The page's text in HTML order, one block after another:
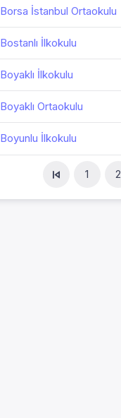
Borsa İstanbul Ortaokulu
Bostanlı İlkokulu
Boyaklı İlkokulu
Boyaklı Ortaokulu
Boyunlu İlkokulu
1 2